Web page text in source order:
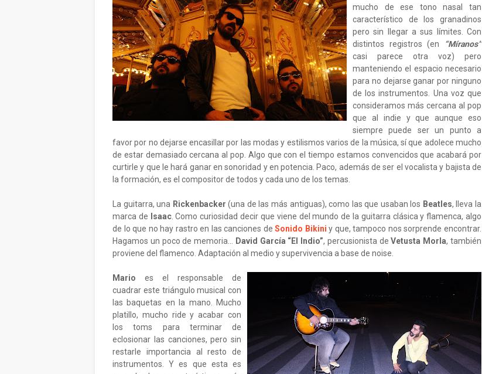
mucho de ese tono nasal tan
característico de los granadinos
pero sin llegar a sus límites. Con
distintos registros (en
“Míranos”
casi parece otra voz) pero
manteniendo el espacio necesario
para no dejarse ganar por ninguno
de los instrumentos. Una voz que
consideramos más cercana al pop
que al indie y que aunque eso
siempre puede ser un punto a
favor por no dejarse encasillar por las modas y estilismos varios de la música, sí que adolece mucho
de estar demasiado cercana al pop. Algo que con el tiempo estamos convencidos que acabará por
curtirle y que le hará ganar en sonoridad y en potencia. Paco, además de ser el vocalista y bajista de
la formación, es el compositor de todos y cada uno de los temas.
La guitarra, una Rickenbacker (una de las más antiguas), como las que usaban los Beatles, lleva la
marca de Isaac. Como curiosidad decir que viene del mundo de la guitarra clásica y flamenca, algo
de lo que no hay rastro en las canciones deSonido Bikini y que, tampoco nos sorprende encontrar.
Hagamos un poco de memoria...
David García “El Indio”, percusionista deVetusta Morla, también
proviene del flamenco. Adaptación al medio y supervivencia a base de noise.
Mario es el responsable de
cuadrar este triángulo musical con
las baquetas en la mano. Mucho
platillo, mucho ride y acabar con
los toms para terminar de
eclosionar las canciones, pero sin
restarle importancia al resto de
instrumentos. Y es que esta es